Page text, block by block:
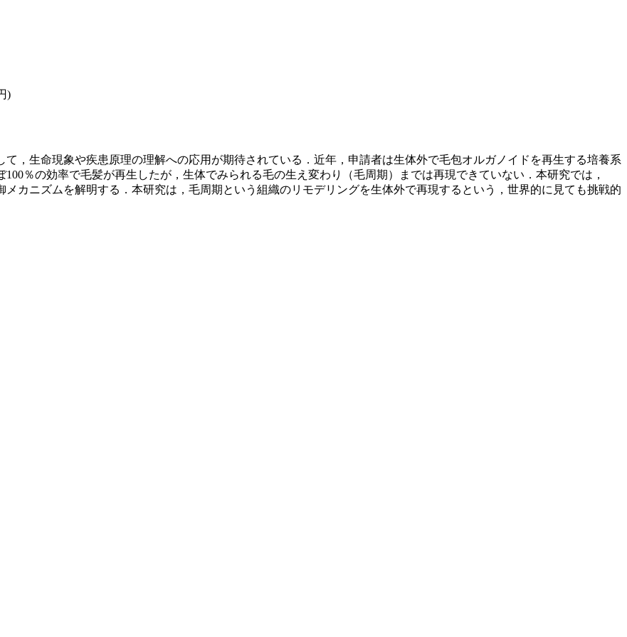
)
，生命現象や疾患原理の理解への応用が期待されている．近年，申請者は生体外で毛包オルガノイドを再生する培養系
％の効率で毛髪が再生したが，生体でみられる毛の生え変わり（毛周期）までは再現できていない．本研究では，
メカニズムを解明する．本研究は，毛周期という組織のリモデリングを生体外で再現するという，世界的に見ても挑戦的